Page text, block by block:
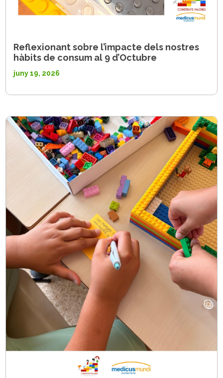
Reflexionant sobre l’impacte dels nostres
hàbits de consum al 9 d’Octubre
juny 19, 2026